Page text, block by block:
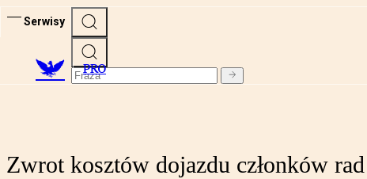
Serwisy
PRO
Zwrot kosztów dojazdu członków